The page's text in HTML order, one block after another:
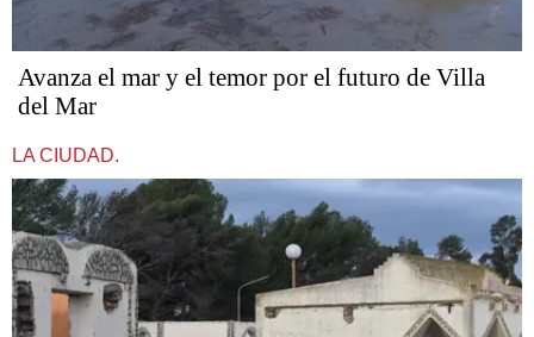
Avanza el mar y el temor por el futuro de Villa
del Mar
LA CIUDAD.